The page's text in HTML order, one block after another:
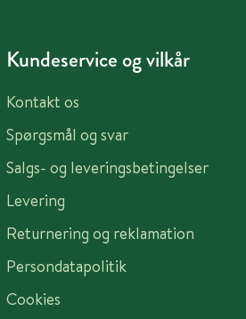
Kundeservice og vilkår
Kontakt os
Spørgsmål og svar
Salgs- og leveringsbetingelser
Levering
Returnering og reklamation
Persondatapolitik
Cookies